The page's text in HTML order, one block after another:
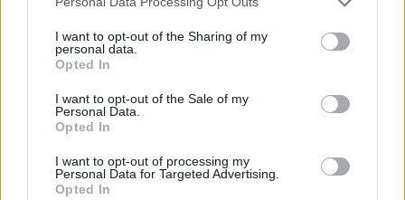
I want to opt-out of the Sharing of my
personal data.
Opted In
I want to opt-out of the Sale of my
Personal Data.
Opted In
I want to opt-out of processing my
Personal Data for Targeted Advertising.
Opted In